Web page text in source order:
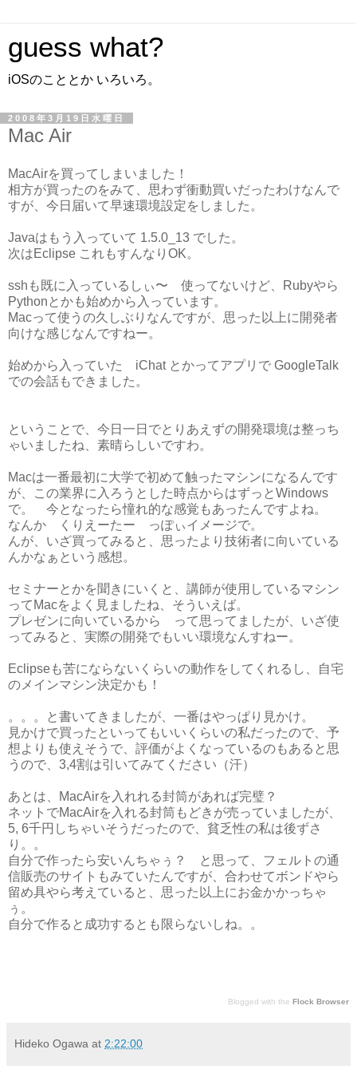
guess what?
iOSのこととか いろいろ。
2008年3月19日水曜日
Mac Air
MacAirを買ってしまいました！
相方が買ったのをみて、思わず衝動買いだったわけなんで
すが、今日届いて早速環境設定をしました。
Javaはもう入っていて 1.5.0_13 でした。
次はEclipse これもすんなりOK。
sshも既に入っているしぃ〜 使ってないけど、Rubyやら
Pythonとかも始めから入っています。
Macって使うの久しぶりなんですが、思った以上に開発者
向けな感じなんですねー。
始めから入っていた iChat とかってアプリで GoogleTalk
での会話もできました。
ということで、今日一日でとりあえずの開発環境は整っち
ゃいましたね、素晴らしいですわ。
Macは一番最初に大学で初めて触ったマシンになるんです
が、この業界に入ろうとした時点からはずっとWindows
で。 今となったら憧れ的な感覚もあったんですよね。
なんか くりえーたー っぽぃイメージで。
んが、いざ買ってみると、思ったより技術者に向いている
んかなぁという感想。
セミナーとかを聞きにいくと、講師が使用しているマシン
ってMacをよく見ましたね、そういえば。
プレゼンに向いているから って思ってましたが、いざ使
ってみると、実際の開発でもいい環境なんすねー。
Eclipseも苦にならないくらいの動作をしてくれるし、自宅
のメインマシン決定かも！
。。。と書いてきましたが、一番はやっぱり見かけ。
見かけで買ったといってもいいくらいの私だったので、予
想よりも使えそうで、評価がよくなっているのもあると思
うので、3,4割は引いてみてください（汗）
あとは、MacAirを入れれる封筒があれば完璧？
ネットでMacAirを入れる封筒もどきが売っていましたが、
5, 6千円しちゃいそうだったので、貧乏性の私は後ずさ
り。。
自分で作ったら安いんちゃぅ？ と思って、フェルトの通
信販売のサイトもみていたんですが、合わせてボンドやら
留め具やら考えていると、思った以上にお金かかっちゃ
ぅ。
自分で作ると成功するとも限らないしね。。
Blogged with the Flock Browser
Hideko Ogawa at 2:22:00